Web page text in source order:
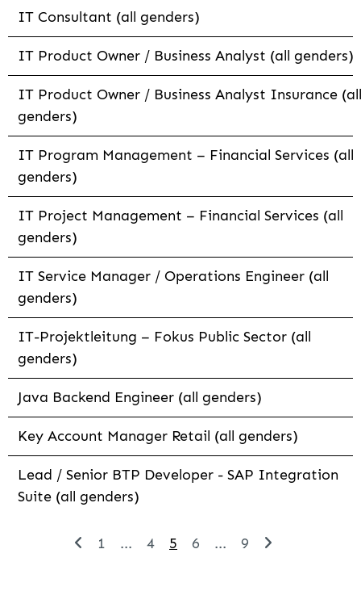
IT Consultant (all genders)
IT Product Owner / Business Analyst (all genders)
IT Product Owner / Business Analyst Insurance (all
genders)
IT Program Management – Financial Services (all
genders)
IT Project Management – Financial Services (all
genders)
IT Service Manager / Operations Engineer (all
genders)
IT-Projektleitung – Fokus Public Sector (all
genders)
Java Backend Engineer (all genders)
Key Account Manager Retail (all genders)
Lead / Senior BTP Developer - SAP Integration
Suite (all genders)
1 ... 4 5 6 ... 9